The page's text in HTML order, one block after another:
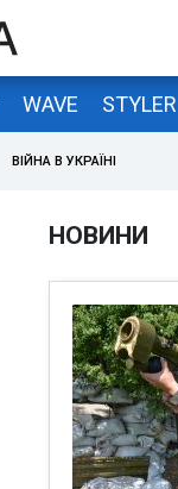
WAVE STYLER
ВІЙНА В УКРАЇНІ
НОВИНИ